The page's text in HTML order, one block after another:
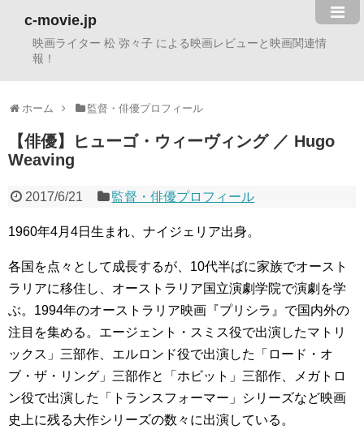
c-movie.jp
映画ライター 松 弥々子 による映画レビューと映画関連情
報！
ホーム 監督・俳優プロフィール
【俳優】ヒューゴ・ウィーヴィング ／ Hugo
Weaving
2017/6/21 監督・俳優プロフィール
1960年4月4日生まれ、ナイジェリア出身。
各国を点々として成長するが、10代半ばに家族でオースト
ラリアに移住し、オーストラリア国立演劇学院で演劇を学
ぶ。1994年のオーストラリア映画『プリシラ』で国内外の
注目を集める。エージェント・スミス役で出演したマトリ
ックス」三部作、エルロンド役で出演した「ロード・オ
ブ・ザ・リング」三部作と「ホビット」三部作、メガトロ
ン役で出演した「トランスフォーマー」シリーズなど映画
史上に残る大作シリーズの数々に出演している。